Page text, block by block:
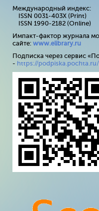
Международный индекс:
ISSN 0031-403X (Print)
ISSN 1990-2182 (Online)
Импакт-фактор журнала
сайте: www.elibrary.ru
Подписка через сервис
- https://podpiska.pochta.ru/